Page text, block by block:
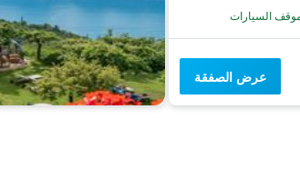
السيارات
عرض الصفقة